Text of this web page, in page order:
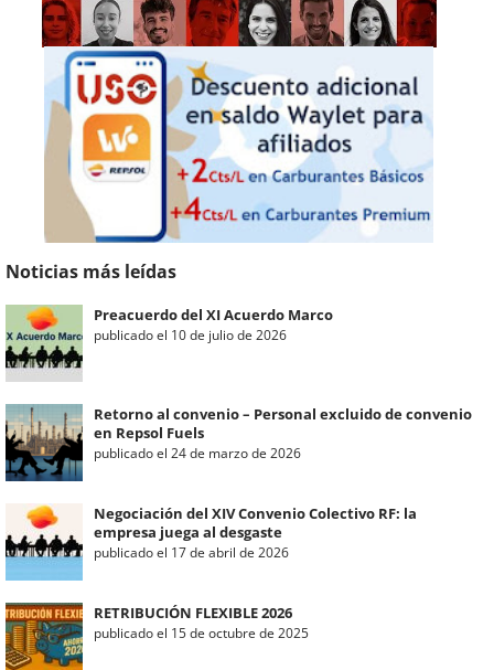
Noticias más leídas
Preacuerdo del XI Acuerdo Marco
publicado el 10 de julio de 2026
Retorno al convenio – Personal excluido de convenio
en Repsol Fuels
publicado el 24 de marzo de 2026
Negociación del XIV Convenio Colectivo RF: la
empresa juega al desgaste
publicado el 17 de abril de 2026
RETRIBUCIÓN FLEXIBLE 2026
publicado el 15 de octubre de 2025